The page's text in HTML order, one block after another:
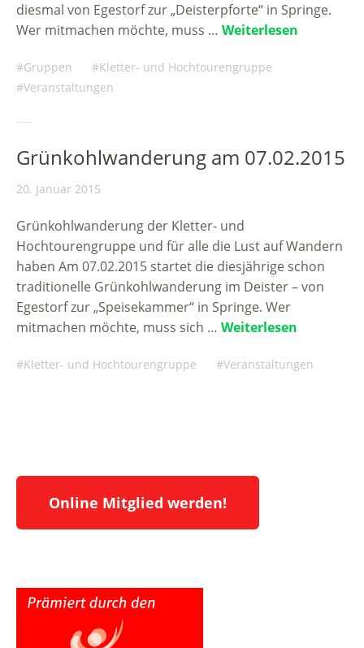
diesmal von Egestorf zur „Deisterpforte“ in Springe.
Wer mitmachen möchte, muss … Weiterlesen
Gruppen
Kletter- und Hochtourengruppe
Veranstaltungen
Grünkohlwanderung am 07.02.2015
20. Januar 2015
Grünkohlwanderung der Kletter- und
Hochtourengruppe und für alle die Lust auf Wandern
haben Am 07.02.2015 startet die diesjährige schon
traditionelle Grünkohlwanderung im Deister – von
Egestorf zur „Speisekammer“ in Springe. Wer
mitmachen möchte, muss sich … Weiterlesen
Kletter- und Hochtourengruppe Veranstaltungen
Online Mitglied werden!